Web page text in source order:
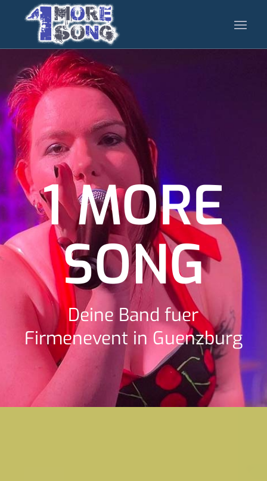
1 MORE
SONG
Deine Band fuer
Firmenevent in Guenzburg